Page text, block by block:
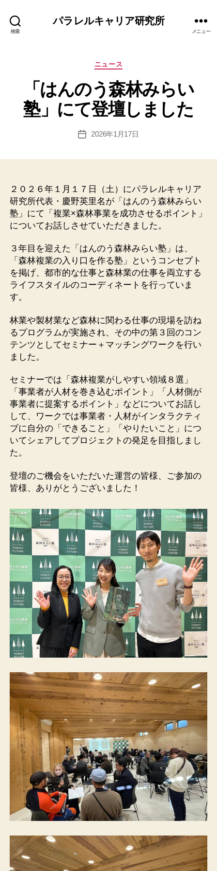
検索
パラレルキャリア研究所
メニュー
カ
ゴ
リ
ー
ニュース
「はんのう森林みらい
塾」にて登壇しました
投
稿
作
成
者
エ
ナ
投
2026年1月17日
２０２６年１月１７日（土）にパラレルキャリア
研究所代表・慶野英里名が「はんのう森林みらい
塾」にて「複業×森林事業を成功させるポイント」
についてお話しさせていただきました。
３年目を迎えた「はんのう森林みらい塾」は、
「森林複業の入り口を作る塾」というコンセプト
を掲げ、都市的な仕事と森林業の仕事を両立する
ライフスタイルのコーディネートを行っていま
す。
林業や製材業など森林に関わる仕事の現場を訪ね
るプログラムが実施され、その中の第３回のコン
テンツとしてセミナー＋マッチングワークを行い
ました。
セミナーでは「森林複業がしやすい領域８選」
「事業者が人材を巻き込むポイント」「人材側が
事業者に提案するポイント」などについてお話し
して、ワークでは事業者・人材がインタラクティ
ブに自分の「できること」「やりたいこと」につ
いてシェアしてプロジェクトの発足を目指しまし
た。
登壇のご機会をいただいた運営の皆様、ご参加の
皆様、ありがとうございました！